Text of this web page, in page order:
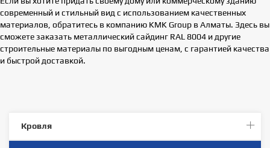
Кровля
современный и стильный вид с использованием качественных
материалов, обратитесь в компанию KMK Group в Алматы. Здесь вы
сможете заказать металлический сайдинг RAL 8004 и другие
строительные материалы по выгодным ценам, с гарантией качества
и быстрой доставкой.